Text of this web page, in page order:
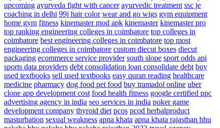
upcoming ayurveda fight with cancer ayurvedic treatment ssc je
coaching in delhi 99j hair color wear and go wigs gym equipment
home gym fitness kinemaster mod apk kinemaster kinemaster pro
top ranking engineering colleges in coimbatore top colleges in
coimbatore best engineering colleges in coimbatore top most
engineering colleges in coimbatore custom diecut boxes diecut
packaging ecommerce service provider south slope sport odds api
sports data providers debt consolidation loan consolidate debt buy
used textbooks sell used textbooks easy quran reading healthcare
medicine pharmacy dog food pet food buy tramadol online uber
clone app development cost food health fitness google certified ppc
advertising agency in india seo services in india poker game
development company thyroid diet pcos pcod herbalproduct
masturbation sexual weakness apna khata apna khata rajasthan bhu